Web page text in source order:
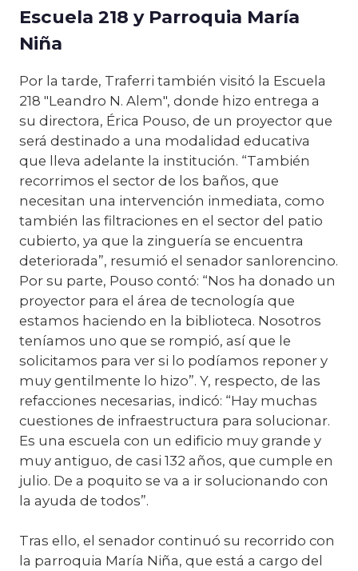
Escuela 218 y Parroquia María
Niña
Por la tarde, Traferri también visitó la Escuela
218 "Leandro N. Alem", donde hizo entrega a
su directora, Érica Pouso, de un proyector que
será destinado a una modalidad educativa
que lleva adelante la institución. “También
recorrimos el sector de los baños, que
necesitan una intervención inmediata, como
también las filtraciones en el sector del patio
cubierto, ya que la zinguería se encuentra
deteriorada”, resumió el senador sanlorencino.
Por su parte, Pouso contó: “Nos ha donado un
proyector para el área de tecnología que
estamos haciendo en la biblioteca. Nosotros
teníamos uno que se rompió, así que le
solicitamos para ver si lo podíamos reponer y
muy gentilmente lo hizo”. Y, respecto, de las
refacciones necesarias, indicó: “Hay muchas
cuestiones de infraestructura para solucionar.
Es una escuela con un edificio muy grande y
muy antiguo, de casi 132 años, que cumple en
julio. De a poquito se va a ir solucionando con
la ayuda de todos”.
Tras ello, el senador continuó su recorrido con
la parroquia María Niña, que está a cargo del